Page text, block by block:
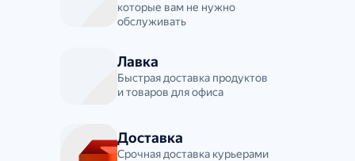
которые вам не нужно
обслуживать
Лавка
Быстрая доставка продуктов
и товаров для офиса
Доставка
Срочная доставка курьерами